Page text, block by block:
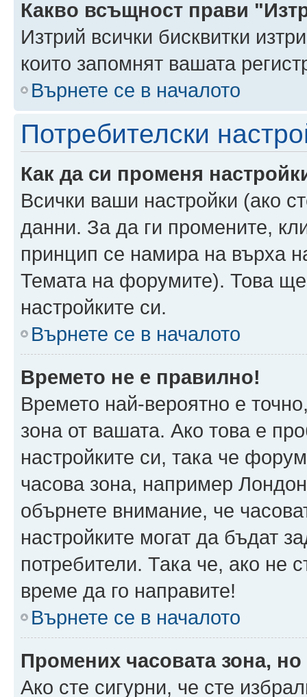
Какво всъщност прави
Изтрий всички бисквитки
които запомнят вашата
Върнете се в началото
Потребителски
Как да си променя
Всички ваши настройки (ако
данни. За да ги промените,
принцип се намира на върха
Темата на форумите). Това
настройките си.
Върнете се в началото
Времето не е правилно!
Времето най-вероятно е
зона от вашата. Ако това е
настройките си, така че
часова зона, например
обърнете внимание, че
настройките могат да бъдат
потребители. Така че, ако не
време да го направите!
Върнете се в началото
Промених часовата зона,
Ако сте сигурни, че сте